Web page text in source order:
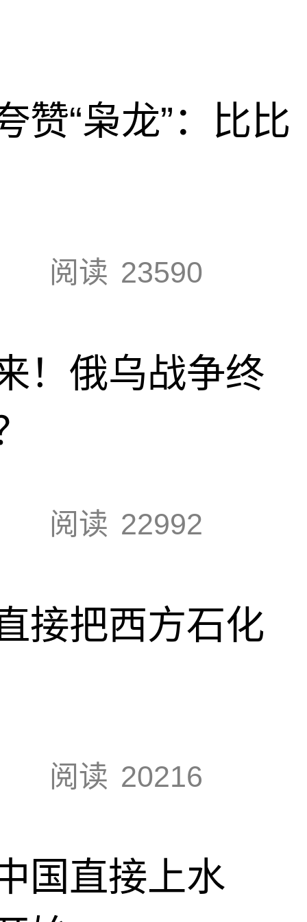
赞“枭龙”：比比
阅读 23590
！俄乌战争终
阅读 22992
接把西方石化
阅读 20216
国直接上水